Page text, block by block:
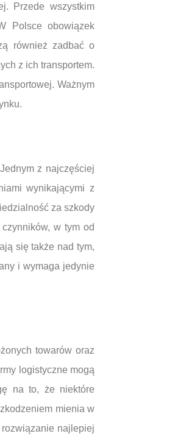
Przede wszystkim
Polsce obowiązek
również zadbać o
z ich transportem.
Ważnym
z najczęściej
wynikającymi z
za szkody
w tym od
się także nad tym,
i wymaga jedynie
towarów oraz
logistyczne mogą
na to, że niektóre
mienia w
najlepiej